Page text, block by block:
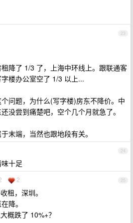
23
降了 1/3 了，上海中环线上。跟联通客
楼办公室空了 1/3 以上...
问题，为什么(写字楼)房东不降价。中
没尝到痛楚吧，空个几个月就急了。
末端，当然也跟地段有关。
24
十足
25
2
租，深圳。
降。
概跌了 10%+？